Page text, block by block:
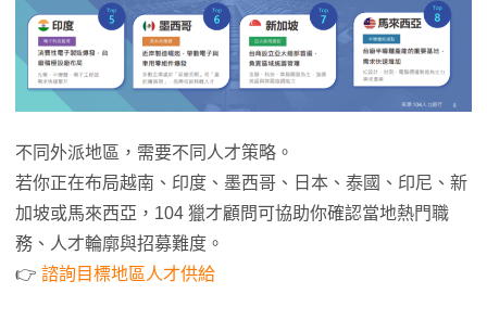
不同外派地區，需要不同人才策略。
若你正在布局越南、印度、墨西哥、日本、泰國、印尼、新
加坡或馬來西亞，104 獵才顧問可協助你確認當地熱門職
務、人才輪廓與招募難度。
👉 諮詢目標地區人才供給